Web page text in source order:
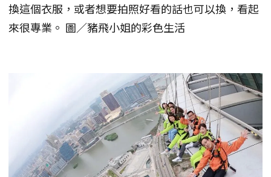
換這個衣服，或者想要拍照好看的話也可以換，看起
來很專業。 圖／豬飛小姐的彩色生活